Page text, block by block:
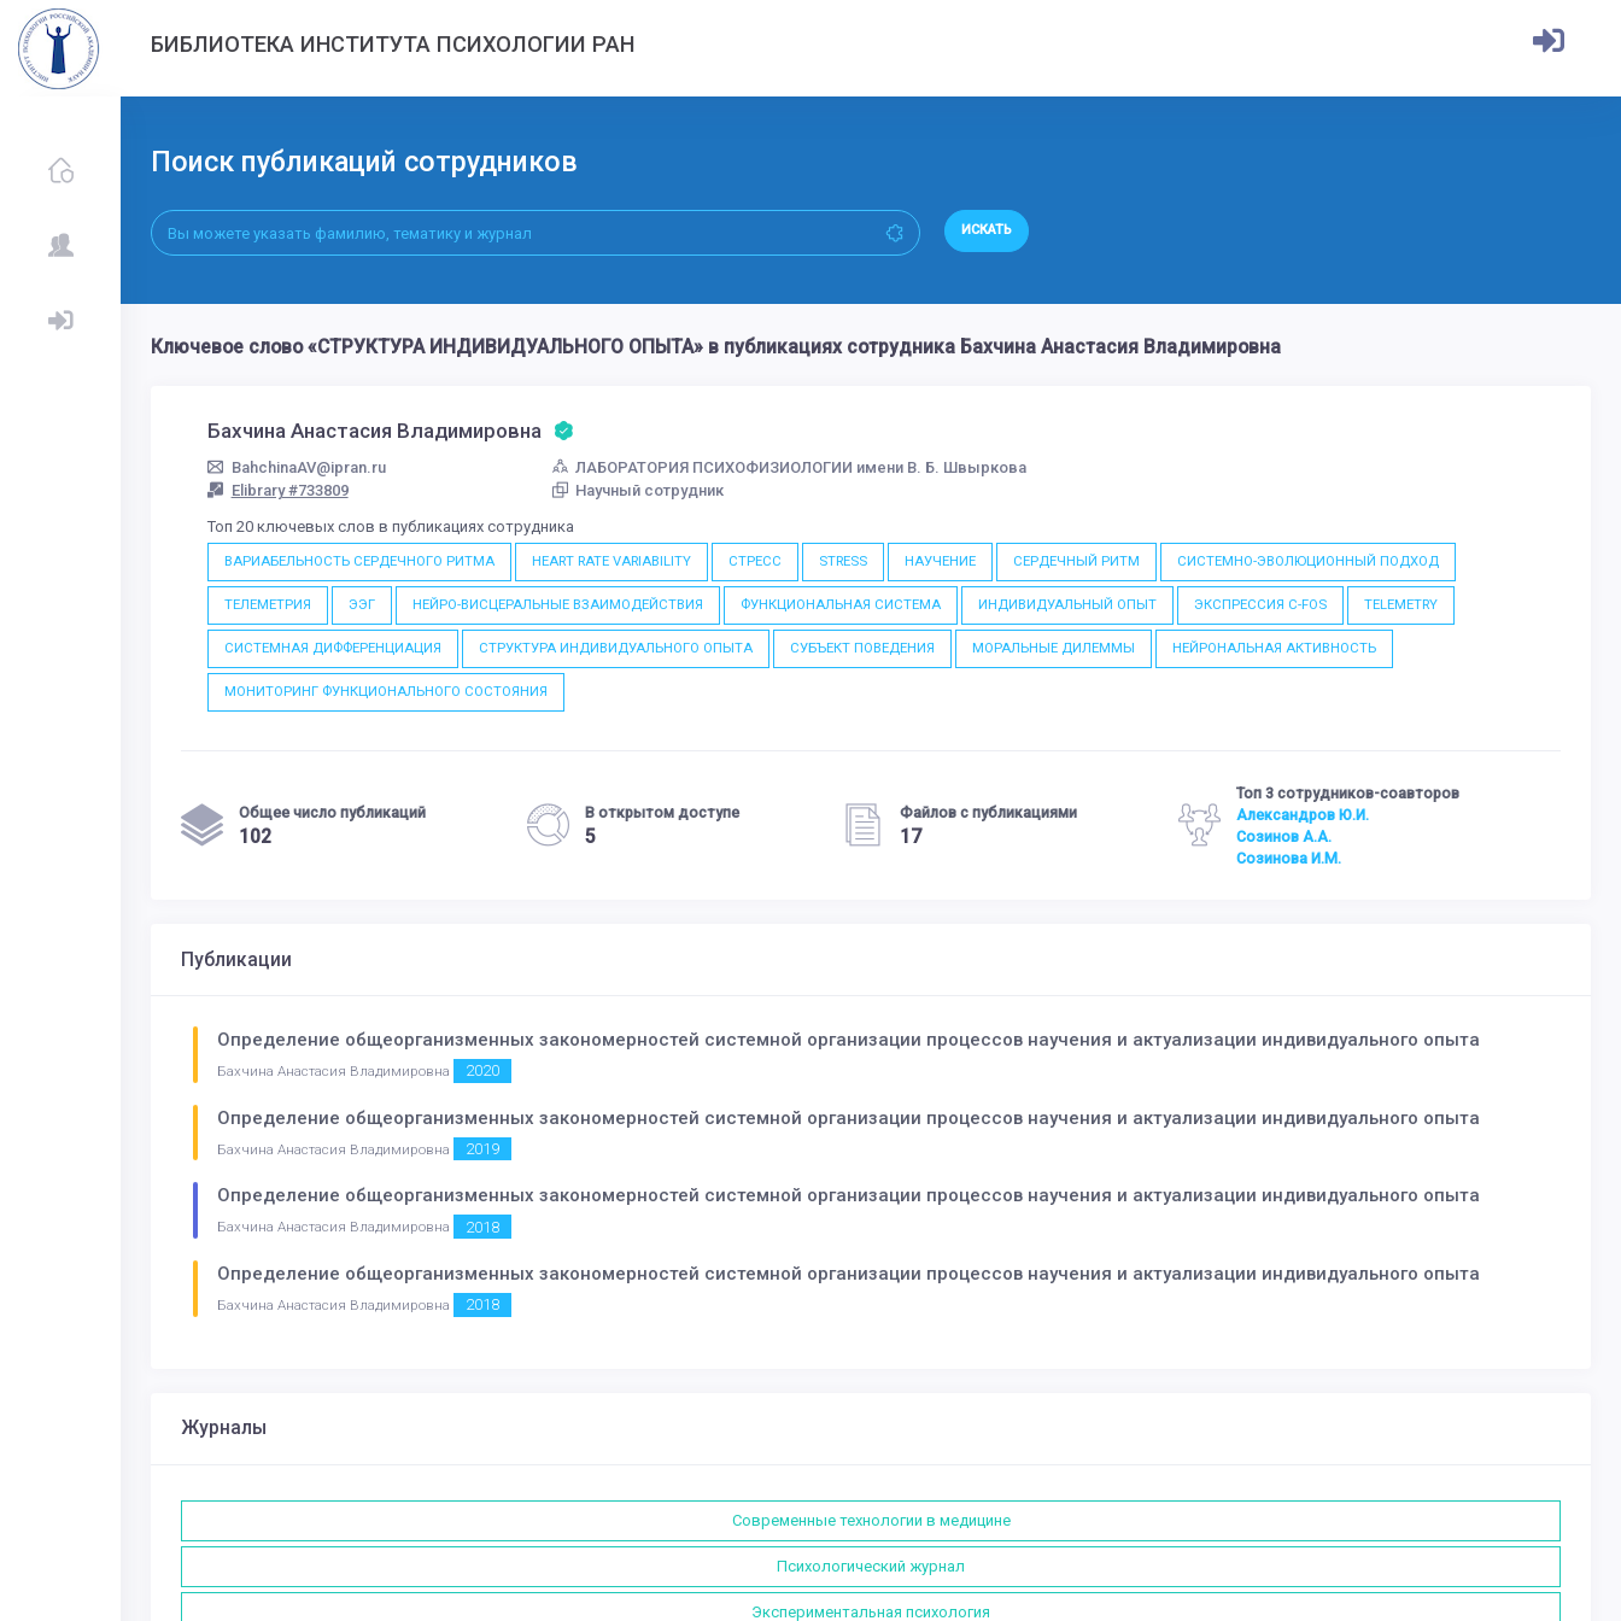
БИБЛИОТЕКА ИНСТИТУТА ПСИХОЛОГИИ РАН
Поиск публикаций сотрудников
ИСКАТЬ
Ключевое слово «СТРУКТУРА ИНДИВИДУАЛЬНОГО ОПЫТА» в публикациях сотрудника Бахчина Анастасия Владимировна
Бахчина Анастасия Владимировна
BahchinaAV@ipran.ru
Elibrary #733809
ЛАБОРАТОРИЯ ПСИХОФИЗИОЛОГИИ имени В. Б. Швыркова
Научный сотрудник
Топ 20 ключевых слов в публикациях сотрудника
ВАРИАБЕЛЬНОСТЬ СЕРДЕЧНОГО РИТМА HEART RATE VARIABILITY СТРЕСС STRESS НАУЧЕНИЕ СЕРДЕЧНЫЙ РИТМ СИСТЕМНО-ЭВОЛЮЦИОННЫЙ ПОДХОД
ТЕЛЕМЕТРИЯ ЭЭГ НЕЙРО-ВИСЦЕРАЛЬНЫЕ ВЗАИМОДЕЙСТВИЯ ФУНКЦИОНАЛЬНАЯ СИСТЕМА ИНДИВИДУАЛЬНЫЙ ОПЫТ ЭКСПРЕССИЯ C-FOS TELEMETRY
СИСТЕМНАЯ ДИФФЕРЕНЦИАЦИЯ СТРУКТУРА ИНДИВИДУАЛЬНОГО ОПЫТА СУБЪЕКТ ПОВЕДЕНИЯ МОРАЛЬНЫЕ ДИЛЕММЫ НЕЙРОНАЛЬНАЯ АКТИВНОСТЬ
МОНИТОРИНГ ФУНКЦИОНАЛЬНОГО СОСТОЯНИЯ
Общее число публикаций
102
В открытом доступе
5
Файлов с публикациями
17
Топ 3 сотрудников-соавторов
Александров Ю.И.
Созинов А.А.
Созинова И.М.
Публикации
Определение общеорганизменных закономерностей системной организации процессов научения и актуализации индивидуального опыта
Бахчина Анастасия Владимировна 2020
Определение общеорганизменных закономерностей системной организации процессов научения и актуализации индивидуального опыта
Бахчина Анастасия Владимировна 2019
Определение общеорганизменных закономерностей системной организации процессов научения и актуализации индивидуального опыта
Бахчина Анастасия Владимировна 2018
Определение общеорганизменных закономерностей системной организации процессов научения и актуализации индивидуального опыта
Бахчина Анастасия Владимировна 2018
Журналы
Современные технологии в медицине
Психологический журнал
Экспериментальная психология